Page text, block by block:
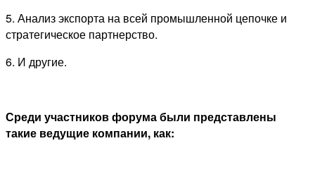
5. Анализ экспорта на всей промышленной цепочке и
стратегическое партнерство.
6. И другие.
Среди участников форума были представлены
такие ведущие компании, как: